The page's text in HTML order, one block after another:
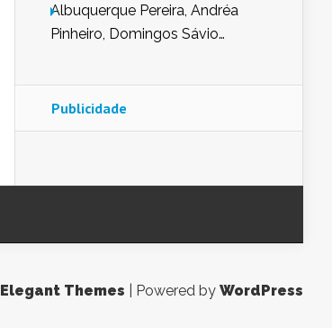
Albuquerque Pereira, Andréa
Pinheiro, Domingos Sávio
Nunes de Sena, Fátima Peixoto,
Glória Pereira, Kátia Mesel,
Publicidade
Elegant Themes | Powered by WordPress